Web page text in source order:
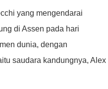
yang mengendarai
di Assen pada hari
dunia, dengan
saudara kandungnya, Alex